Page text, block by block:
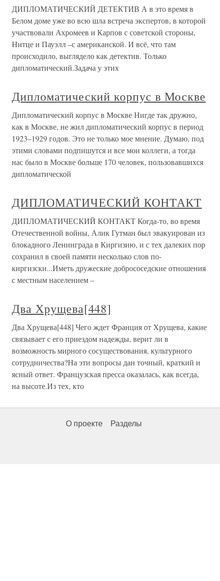
ДИПЛОМАТИЧЕСКИЙ ДЕТЕКТИВ А в это время в
Белом доме уже во всю шла встреча экспертов, в которой
участвовали Ахромеев и Карпов с советской стороны,
Нитце и Пауэлл –с американской. И всё, что там
происходило, выглядело как детектив. Только
дипломатический.Задача у этих
Дипломатический корпус в Москве
Дипломатический корпус в Москве Нигде так дружно,
как в Москве, не жил дипломатический корпус в период
1923–1929 годов. Это не только мое мнение. Думаю, под
этими словами подпишутся и все мои коллеги, а тогда
нас было в Москве больше 170 человек, пользовавшихся
дипломатической
ДИПЛОМАТИЧЕСКИЙ КОНТАКТ
ДИПЛОМАТИЧЕСКИЙ КОНТАКТ Когда-то, во время
Отечественной войны, Алик Гутман был эвакуирован из
блокадного Ленинграда в Киргизию, и с тех далеких пор
сохранил в своей памяти несколько слов по-
киргизски...Иметь дружеские добрососедские отношения
с местным населением –
Два Хрущева[448]
Два Хрущева[448] Чего ждет Франция от Хрущева, какие
связывает с его приездом надежды, верит ли в
возможность мирного сосуществования, культурного
сотрудничества?На эти вопросы дан точный, краткий и
ясный ответ. Французская пресса оказалась, как всегда,
на высоте.Из тех, кто
О проекте Разделы